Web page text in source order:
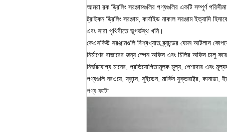
আমরা রক ড্রিলিং সরঞ্জামগুলির পণ্যগুলির একটি সম্পূর্ণ
ট্রাইকন ড্রিলিং সরঞ্জাম, কার্বাইড নাকাল সরঞ্জাম ইত্যাদি
এবং সারা পৃথিবীতে ভূগর্ভস্থ খনি।
কেএসকিউ সরঞ্জামগুলি বিশ্বখ্যাত ব্র্যান্ডের যেমন আটলাস
নির্মাণের বাজারের জন্য স্পেন অফিস এবং চিলির অফিস চালু
নির্ভরযোগ্য মানের, প্রতিযোগিতামূলক মূল্য, পেশাদার এবং
পণ্যগুলি নরওয়ে, ফ্রান্স, সুইডেন, মার্কিন যুক্তরাষ্ট্র,
পণ্য ফটো